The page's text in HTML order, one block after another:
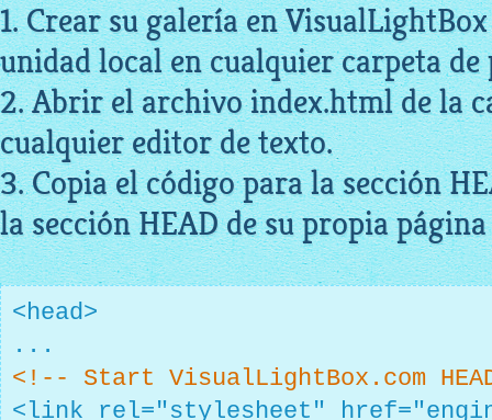
1. Crear su galería en
unidad local en cualquier carpeta de
2. Abrir el archivo index.html de la
cualquier editor de texto.
3. Copia el código para la sección
la sección HEAD de su propia
<head>
...
<!-- Start VisualLightBox.com
<link rel="stylesheet"